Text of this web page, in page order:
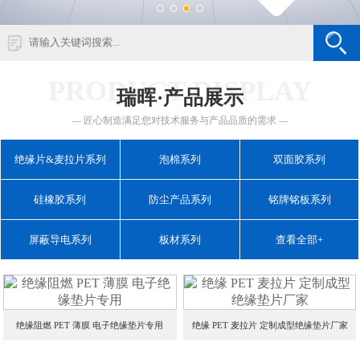
PRODUCT DISPLAY
瑞晖·产品展示
— 匠心制造满足您对技术服务与产品品质的需求 —
绝缘片&麦拉片系列 泡棉系列 双面胶系列
硅橡胶系列 防尘产品系列 铭牌铭板系列
屏蔽导电系列 板材系列 查看全部+
绝缘阻燃 PET 薄膜 电子绝缘垫片专用 绝缘 PET 麦拉片 定制成型绝缘垫片厂家